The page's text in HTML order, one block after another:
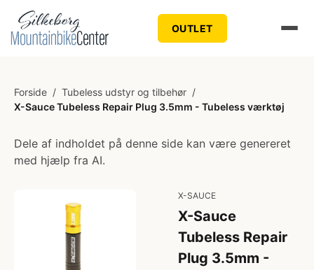
OUTLET
Forside / Tubeless udstyr og tilbehør /
X-Sauce Tubeless Repair Plug 3.5mm - Tubeless værktøj
Dele af indholdet på denne side kan være genereret
med hjælp fra AI.
X-SAUCE
X-Sauce
Tubeless Repair
Plug 3.5mm -